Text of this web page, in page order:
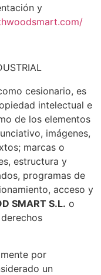
y
cesionario, es
intelectual e
de los elementos
imágenes,
marcas o
estructura y
programas de
acceso y
SMART S.L. o
por
un